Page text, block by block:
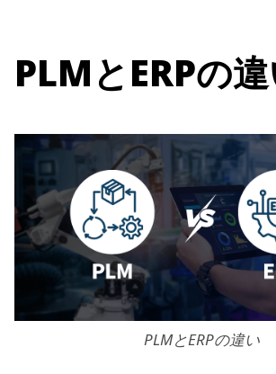
PLMとERPの
PLMとERPの違い